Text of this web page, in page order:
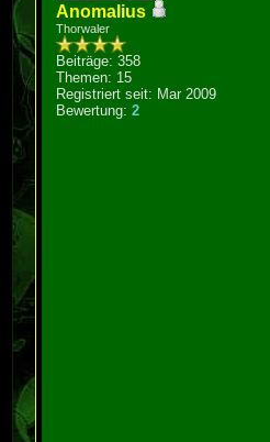
Anomalius
Thorwaler
Beiträge: 358
Themen: 15
Registriert seit: Mar 2009
Bewertung:2